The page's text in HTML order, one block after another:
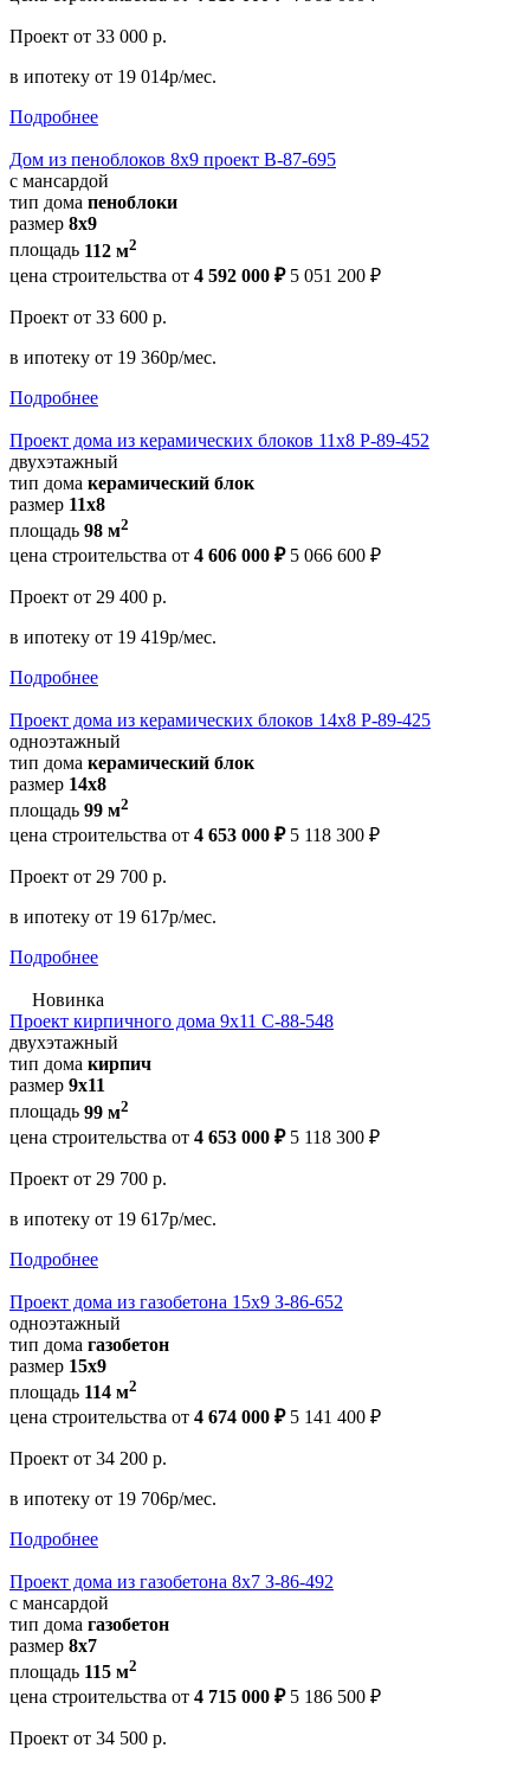
Проект от 33 000 р.
в ипотеку от 19 014р/мес.
Подробнее
Дом из пеноблоков 8х9 проект В-87-695
с мансардой
тип дома пеноблоки
размер 8x9
площадь 112 м2
цена строительства от 4 592 000 ₽ 5 051 200 ₽
Проект от 33 600 р.
в ипотеку от 19 360р/мес.
Подробнее
Проект дома из керамических блоков 11х8 Р-89-452
двухэтажный
тип дома керамический блок
размер 11х8
площадь 98 м2
цена строительства от 4 606 000 ₽ 5 066 600 ₽
Проект от 29 400 р.
в ипотеку от 19 419р/мес.
Подробнее
Проект дома из керамических блоков 14х8 Р-89-425
одноэтажный
тип дома керамический блок
размер 14х8
площадь 99 м2
цена строительства от 4 653 000 ₽ 5 118 300 ₽
Проект от 29 700 р.
в ипотеку от 19 617р/мес.
Подробнее
Новинка
Проект кирпичного дома 9х11 С-88-548
двухэтажный
тип дома кирпич
размер 9х11
площадь 99 м2
цена строительства от 4 653 000 ₽ 5 118 300 ₽
Проект от 29 700 р.
в ипотеку от 19 617р/мес.
Подробнее
Проект дома из газобетона 15х9 З-86-652
одноэтажный
тип дома газобетон
размер 15x9
площадь 114 м2
цена строительства от 4 674 000 ₽ 5 141 400 ₽
Проект от 34 200 р.
в ипотеку от 19 706р/мес.
Подробнее
Проект дома из газобетона 8х7 З-86-492
с мансардой
тип дома газобетон
размер 8х7
площадь 115 м2
цена строительства от 4 715 000 ₽ 5 186 500 ₽
Проект от 34 500 р.